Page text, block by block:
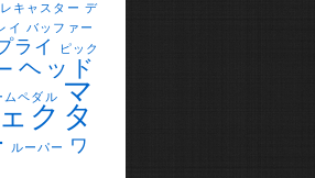
キャスター デ
イ バッファー
ライ
ピック
ヘッド
ムペダル マ
クタ
ルーパー
ワ